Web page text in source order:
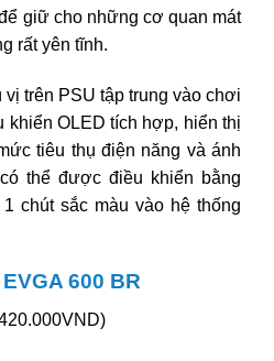
giữ cho những cơ quan mát
rất yên tĩnh.
trên PSU tập trung vào chơi
khiển OLED tích hợp, hiển thị
tiêu thụ điện năng và ánh
thể được điều khiển bằng
chút sắc màu vào hệ thống
600 BR